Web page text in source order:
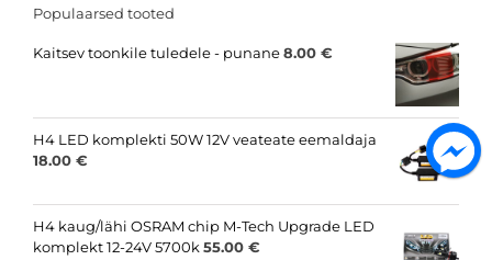
Populaarsed tooted
Kaitsev toonkile tuledele - punane8.00 €
H4 LED komplekti 50W 12V veateate eemaldaja
18.00 €
H4 kaug/lähi OSRAM chip M-Tech Upgrade LED
komplekt 12-24V 5700k55.00 €